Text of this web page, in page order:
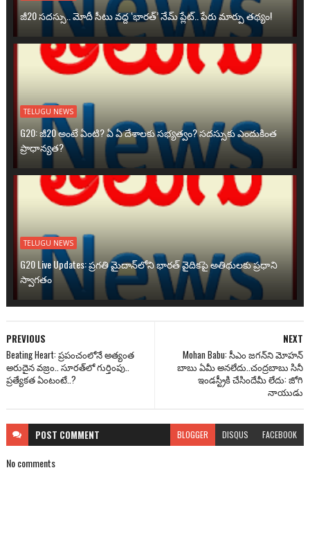
జీ20 సదస్సు.. మోదీ సీటు వద్ద ‘భారత్’ నేమ్ ప్లేట్‌.. పేరు మార్పు తథ్యం!
TELUGU NEWS
G20: జీ20 అంటే ఏంటి? ఏ ఏ దేశాలకు సభ్యత్వం? సదస్సుకు ఎందుకింత
ప్రాధాన్యత?
TELUGU NEWS
G20 Live Updates: ప్రగతి మైదాన్‌లోని భారత్ వైదికపై అతిథులకు ప్రధాని
స్వాగతం
NEXT
Mohan Babu: సీఎం జ‌గ‌న్‌ని మోహ‌న్
బాబు ఏమీ అన‌లేదు..చంద్ర‌బాబు సినీ
ఇండ‌స్ట్రీకి చేసిందేమీ లేదు: జోగి
నాయుడు
PREVIOUS
Beating Heart: ప్రపంచంలోనే అత్యంత
అరుదైన వజ్రం.. సూరత్‌లో గుర్తింపు..
ప్రత్యేకత ఏంటంటే..?
POST COMMENT BLOGGER DISQUS FACEBOOK
No comments